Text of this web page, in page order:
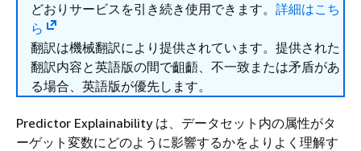
どおりサービスを引き続き使用できます。 詳細はこち
ら
翻訳は機械翻訳により提供されています。提供された
翻訳内容と英語版の間で齟齬、不一致または矛盾があ
る場合、英語版が優先します。
Predictor Explainability は、データセット内の属性がタ
ーゲット変数にどのように影響するかをよりよく理解す